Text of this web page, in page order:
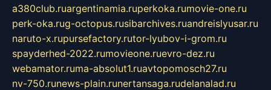
a380club.ruargentinamia.ruperkoka.rumovie-one.ru
perk-oka.rug-octopus.rusibarchives.ruandreislyusar.ru
naruto-x.rupursefactory.rutor-lyubov-i-grom.ru
spayderhed-2022.rumovieone.ruevro-dez.ru
webamator.ruma-absolut1.ruavtopomosch27.ru
nv-750.runews-plain.runertansaga.rudelanalad.ru